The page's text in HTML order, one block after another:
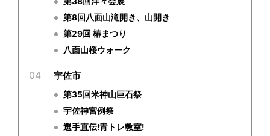
第8回八面山滝開き、山開き
第29回 椿まつり
八面山桜ウォーク
宇佐市
第35回米神山巨石祭
宇佐神宮例祭
選手直伝!青トレ教室!